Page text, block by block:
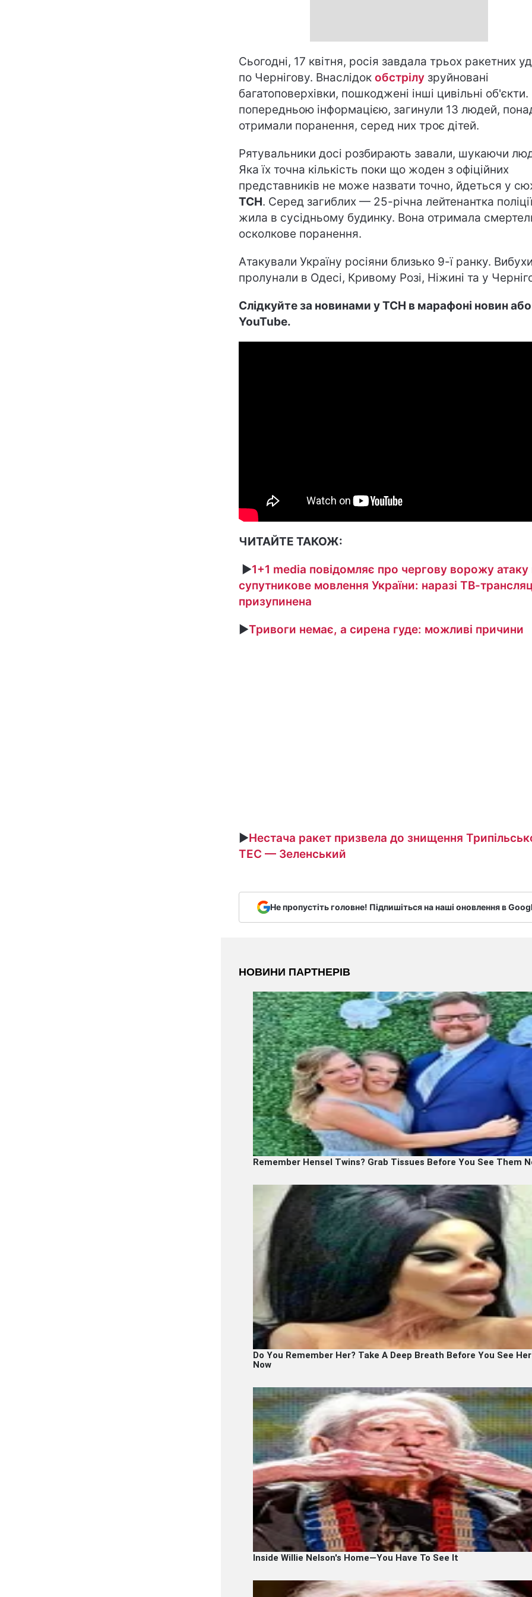
Сьогодні, 17 квітня, росія завдала трьох ракетних
по Чернігову. Внаслідок обстрілу зруйновані
багатоповерхівки, пошкоджені інші цивільні об'єкти.
попередньою інформацією, загинули 13 людей,
отримали поранення, серед них троє дітей.
Рятувальники досі розбирають завали, шукаючи
Яка їх точна кількість поки що жоден з офіційних
представників не може назвати точно, йдеться у
ТСН. Серед загиблих — 25-річна лейтенантка
жила в сусідньому будинку. Вона отримала
осколкове поранення.
Атакували Україну росіяни близько 9-ї ранку. Вибухи
пролунали в Одесі, Кривому Розі, Ніжині та у
Слідкуйте за новинами у ТСН в марафоні новин
YouTube.
ЧИТАЙТЕ ТАКОЖ:
►1+1 media повідомляє про чергову ворожу атаку
супутникове мовлення України: наразі ТВ-
призупинена
►Тривоги немає, а сирена гуде: можливі причини
►Нестача ракет призвела до знищення
ТЕС — Зеленський
Не пропустіть головне! Підпишіться на наші оновлення в